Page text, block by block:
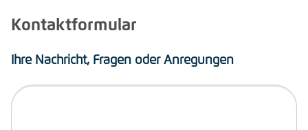
Kontaktformular
Ihre Nachricht, Fragen oder Anregungen